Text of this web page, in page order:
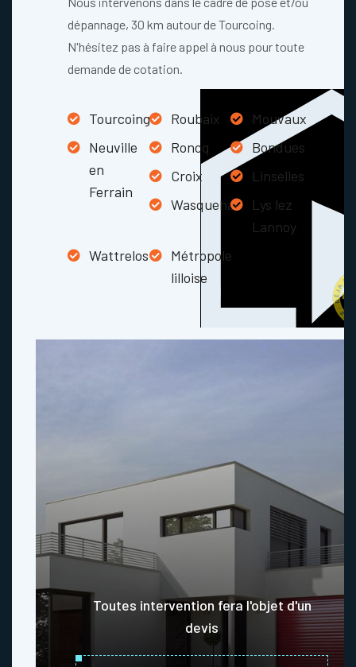
dépannage, 30 km autour de Tourcoing.
N'hésitez pas à faire appel à nous pour toute
demande de cotation.
Tourcoing Roubaix
Mouvaux
Neuville
en
Ferrain
Roncq
Bondues
Croix
Linselles
Wasquehal
Lys lez
Lannoy
Wattrelos
Métropole
lilloise
Toutes intervention fera l'objet d'un
devis